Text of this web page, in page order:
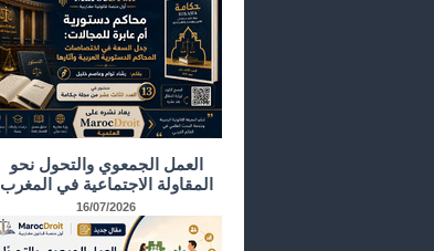
العمل الجمعوي والتحول نحو
المقاولة الاجتماعية في المغرب
16/07/2026